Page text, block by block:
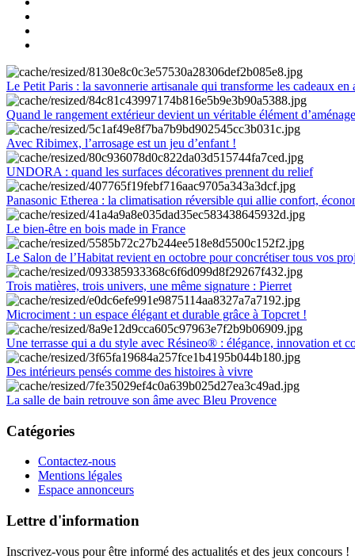
Le Petit Paris : la savonnerie artisanale qui transforme les cadeaux en
Quand le rangement extérieur devient un véritable élément
Avec Ribimex, l’arrosage est un jeu d’enfant !
UNDORA : quand les surfaces décoratives prennent du relief
Panasonic Etherea : la climatisation réversible qui allie confort,
Le bien-être en bois made in France
Le Salon de l’Habitat revient en octobre pour concrétiser tous vos
Trois matières, trois univers, une même signature : Pierret
Microciment : un espace élégant et durable grâce à Topcret !
Une terrasse qui a du style avec Résineo® : élégance, innovation et
Des intérieurs pensés comme des histoires à vivre
La salle de bain retrouve son âme avec Bleu Provence
Catégories
Contactez-nous
Mentions légales
Espace annonceurs
Lettre d'information
Inscrivez-vous pour être informé des actualités et des jeux concours !